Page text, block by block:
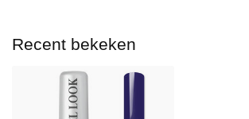
Recent bekeken